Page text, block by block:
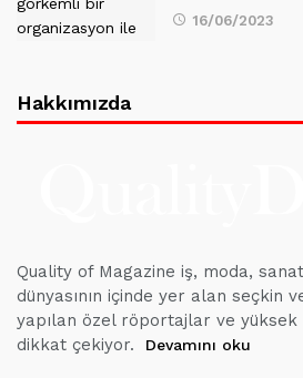
16/06/2023
Hakkımızda
Quality of Magazine iş, moda,
dünyasının içinde yer alan seçkin
yapılan özel röportajlar ve
dikkat çekiyor.
Devamını oku